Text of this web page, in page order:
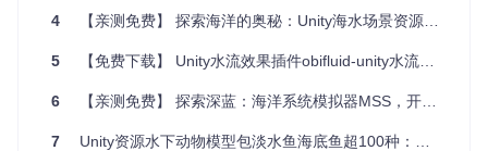
动感船只动画：无缝衔接的船只浮动逻辑，让人物动作与海
洋环境紧密结合。
全感官体验的音频 ：精心录制的海浪声，为空间增添了听觉
4 【亲测免费】 探索海洋的奥秘：Unity海水场景资源推荐
5 【免费下载】 Unity水流效果插件obifluid-unity水流插件：打造沉浸式游戏体验
6 【亲测免费】 探索深蓝：海洋系统模拟器MSS，开启你的海上科研之旅
7 Unity资源水下动物模型包淡水鱼海底鱼超100种：构建真实水下世界的绝佳选择